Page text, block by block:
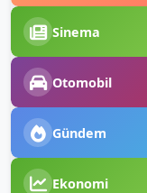
Sinema
Otomobil
Gündem
Ekonomi